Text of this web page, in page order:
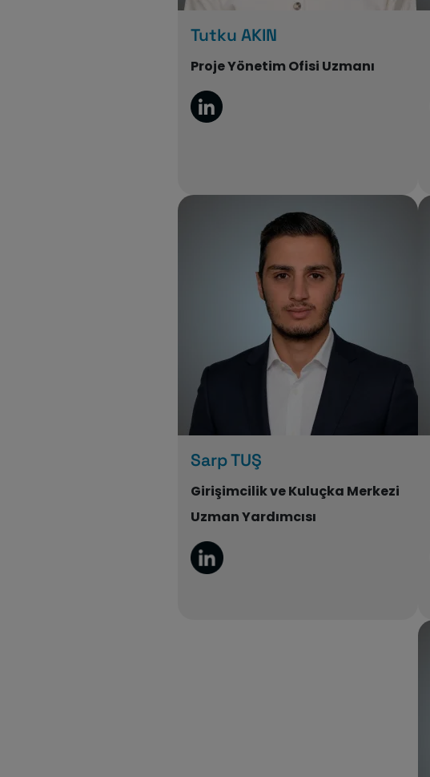
Tutku AKIN
Proje Yönetim Ofisi Uzmanı
Sarp TUŞ
Girişimcilik ve Kuluçka Merkezi
Uzman Yardımcısı